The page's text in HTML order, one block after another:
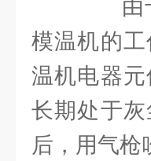
由于
模温机的
温机电器
长期处于
后，用气枪